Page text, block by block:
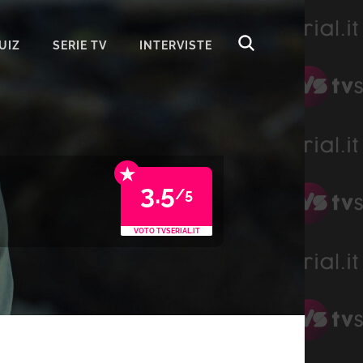
SERIE TV INTERVISTE
★
3.5/5
VOTO TVSERIAL.IT